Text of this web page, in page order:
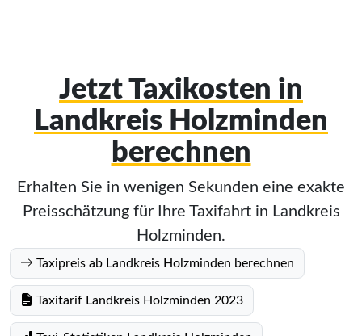
Jetzt Taxikosten in
Landkreis Holzminden
berechnen
Erhalten Sie in wenigen Sekunden eine exakte
Preisschätzung für Ihre Taxifahrt in Landkreis
Holzminden.
Taxipreis ab Landkreis Holzminden berechnen
Taxitarif Landkreis Holzminden 2023